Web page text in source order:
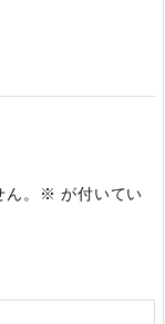
。 ※ が付いてい